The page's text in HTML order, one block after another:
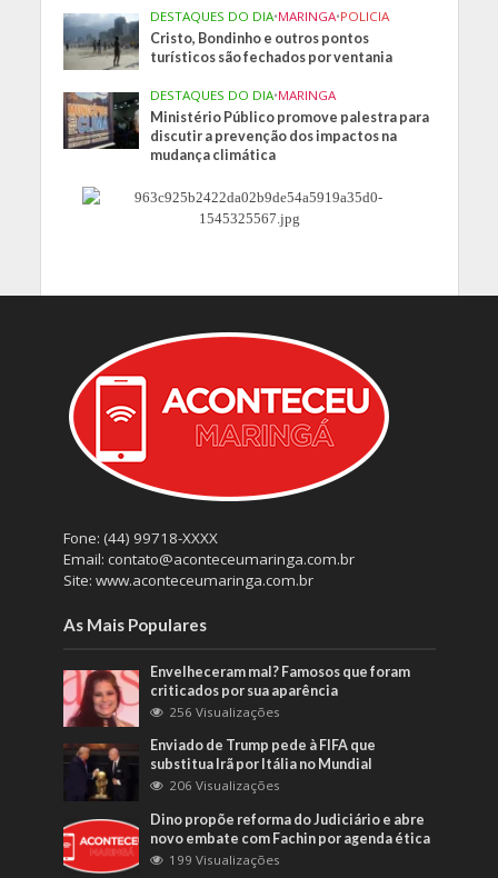
DESTAQUES DO DIA•MARINGA•POLICIA
Cristo, Bondinho e outros pontos
turísticos são fechados por ventania
DESTAQUES DO DIA•MARINGA
Ministério Público promove palestra para
discutir a prevenção dos impactos na
mudança climática
Fone: (44) 99718-XXXX
Email: contato@aconteceumaringa.com.br
Site: www.aconteceumaringa.com.br
As Mais Populares
Envelheceram mal? Famosos que foram
criticados por sua aparência
256 Visualizações
Enviado de Trump pede à FIFA que
substitua Irã por Itália no Mundial
206 Visualizações
Dino propõe reforma do Judiciário e abre
novo embate com Fachin por agenda ética
199 Visualizações